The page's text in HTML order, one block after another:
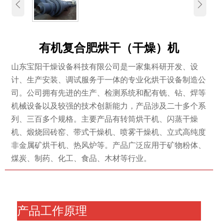
 
有机复合肥烘干（干燥）机
山东宝阳干燥设备科技有限公司是一家集科研开发、设
计、生产安装、调试服务于一体的专业化烘干设备制造公
司。公司拥有先进的生产、检测系统和配有铣、钻、焊等
机械设备以及较强的技术创新能力，产品涉及二十多个系
列、三百多个规格。主要产品有转筒烘干机、闪蒸干燥
机、煅烧回砖窑、带式干燥机、喷雾干燥机、立式高纯度
非金属矿烘干机、热风炉等。产品广泛应用于矿物粉体、
煤炭、制药、化工、食品、木材等行业。
产品工作原理